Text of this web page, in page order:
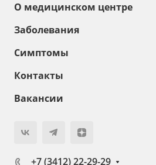
О медицинском центре
Заболевания
Симптомы
Контакты
Вакансии
+7 (3412) 22-29-29